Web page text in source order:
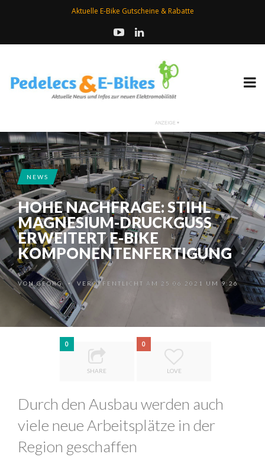
Aktuelle E-Bike Gutscheine & Rabatte
NEWS
HOHE NACHFRAGE: STIHL
MAGNESIUM-DRUCKGUSS
ERWEITERT E-BIKE
KOMPONENTENFERTIGUNG
VONGEORG • VERÖFFENTLICHT AM 25.06.2021 UM 9:26
0
SHARE
0
LOVE
Durch den Ausbau werden auch
viele neue Arbeitsplätze in der
Region geschaffen